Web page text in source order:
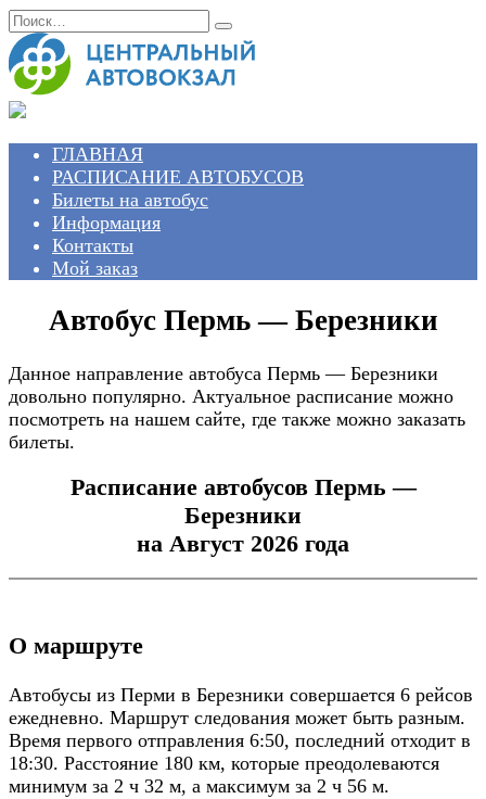
Перейти
к
содержанию
Search
for:
ГЛАВНАЯ
РАСПИСАНИЕ АВТОБУСОВ
Билеты на автобус
Информация
Контакты
Мой заказ
Автобус Пермь — Березники
Данное направление автобуса Пермь — Березники
довольно популярно. Актуальное расписание можно
посмотреть на нашем сайте, где также можно заказать
билеты.
Расписание автобусов Пермь —
Березники
на Август 2026 года
О маршруте
Автобусы из Перми в Березники совершается 6 рейсов
ежедневно. Маршрут следования может быть разным.
Время первого отправления 6:50, последний отходит в
18:30. Расстояние 180 км, которые преодолеваются
минимум за 2 ч 32 м, а максимум за 2 ч 56 м.